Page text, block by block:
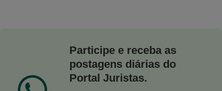
Participe e receba as
postagens diárias do
Portal Juristas.